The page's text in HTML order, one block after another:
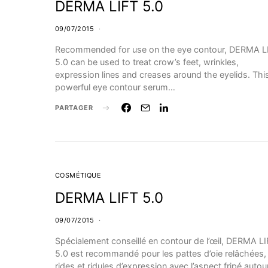
DERMA LIFT 5.0
09/07/2015
Recommended for use on the eye contour, DERMA
5.0 can be used to treat crow’s feet, wrinkles,
expression lines and creases around the eyelids.
powerful eye contour serum…
PARTAGER
COSMÉTIQUE
DERMA LIFT 5.0
09/07/2015
Spécialement conseillé en contour de l’œil, DERMA
5.0 est recommandé pour les pattes d’oie relâchées,
rides et ridules d’expression avec l’aspect fripé